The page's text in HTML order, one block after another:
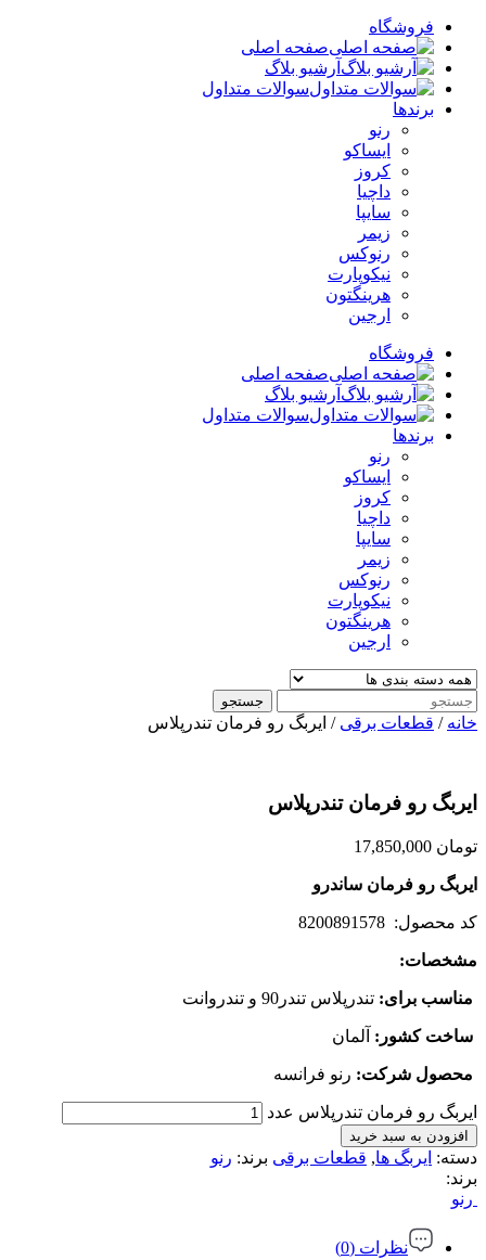
فروشگاه
صفحه اصلی
آرشیو بلاگ
سوالات متداول
برندها
رنو
ایساکو
کروز
داچیا
سایپا
زیمر
رنوکس
نیکوپارت
هرینگتون
ارجین
فروشگاه
صفحه اصلی
آرشیو بلاگ
سوالات متداول
برندها
رنو
ایساکو
کروز
داچیا
سایپا
زیمر
رنوکس
نیکوپارت
هرینگتون
ارجین
جستجو
خانه / قطعات برقی / ایربگ رو فرمان تندرپلاس
ایربگ رو فرمان تندرپلاس
تومان
ایربگ رو فرمان ساندرو
کد محصول: 8200891578
مشخصات:
مناسب برای: تندرپلاس تندر90 و تندروانت
ساخت کشور : آلمان
محصول شرکت: رنو فرانسه
ایربگ رو فرمان تندرپلاس عدد
افزودن به سبد خرید
دسته: ایربگ ها, قطعات برقی برند: رنو
برند:
رنو
نظرات (0)